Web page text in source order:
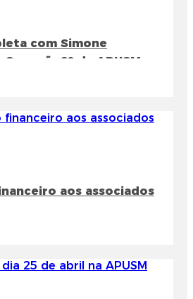
com Simone
da APUSM
aos associados